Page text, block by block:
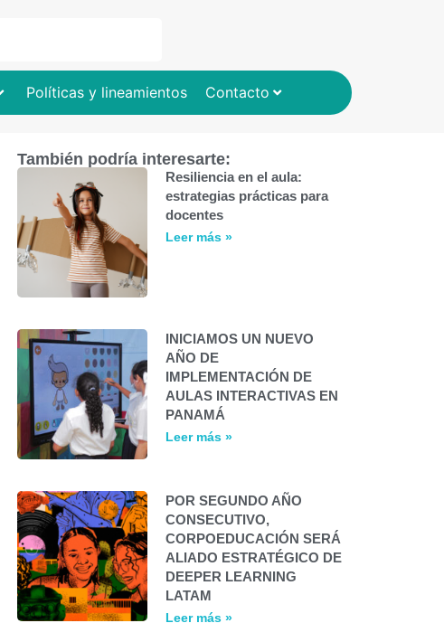
Políticas y lineamientos Contacto
También podría interesarte:
Resiliencia en el aula:
estrategias prácticas para
docentes
Leer más »
INICIAMOS UN NUEVO
AÑO DE
IMPLEMENTACIÓN DE
AULAS INTERACTIVAS EN
PANAMÁ
Leer más »
POR SEGUNDO AÑO
CONSECUTIVO,
CORPOEDUCACIÓN SERÁ
ALIADO ESTRATÉGICO DE
DEEPER LEARNING
LATAM
Leer más »